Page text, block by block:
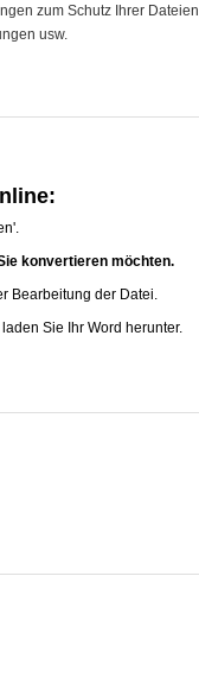
zum Schutz Ihrer Dateien
usw.
konvertieren möchten.
Bearbeitung der Datei.
Sie Ihr Word herunter.